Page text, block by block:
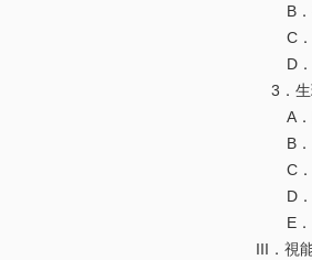
B．
C．
D．
3．生
A．
B．
C．
D．
E．
III．視